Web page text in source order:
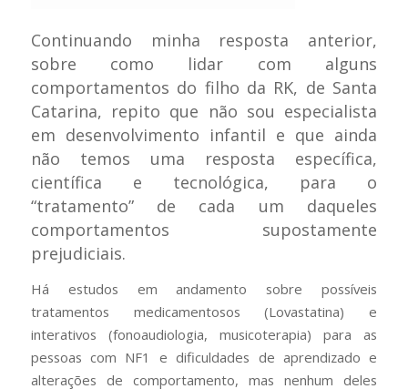
Continuando minha resposta anterior,
sobre como lidar com alguns
comportamentos do filho da RK, de Santa
Catarina, repito que não sou especialista
em desenvolvimento infantil e que ainda
não temos uma resposta específica,
científica e tecnológica, para o
“tratamento” de cada um daqueles
comportamentos supostamente
prejudiciais.
Há estudos em andamento sobre possíveis
tratamentos medicamentosos (Lovastatina) e
interativos (fonoaudiologia, musicoterapia) para as
pessoas com NF1 e dificuldades de aprendizado e
alterações de comportamento, mas nenhum deles